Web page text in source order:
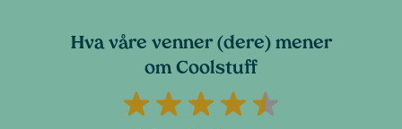
Hva våre venner (dere) mener
om Coolstuff